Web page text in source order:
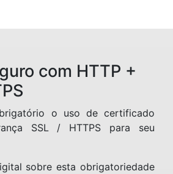
com HTTP +
o uso de certificado
SSL / HTTPS para seu
sobre esta obrigatoriedade